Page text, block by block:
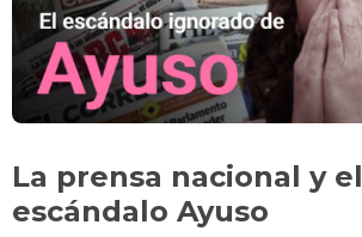
La prensa nacional y el
escándalo Ayuso